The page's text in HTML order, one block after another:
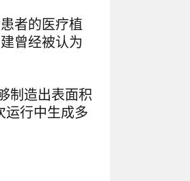
者的医疗植
曾经被认为
制造出表面积
运行中生成多